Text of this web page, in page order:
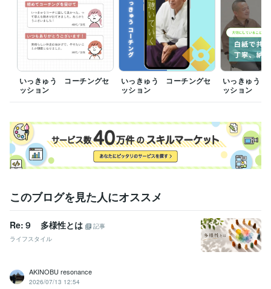
資格・検定
普通自動車第一種運転免許 取得年 : 1994年
メンタル心理カウンセラー 取得年 : 2023年
学習指導・資格・キャリア相談 コーチングセッションします。
コーチング カウンセリング セッション
瞑想講師
コミュニケーション
対話講師
いっきゅう コーチングセ
ッション
いっきゅう コーチングセ
ッション
いっきゅう
ッション
このブログを見た人にオススメ
Re:９ 多様性とは
記事
ライフスタイル
AKINOBU resonance
2026/07/13 12:54